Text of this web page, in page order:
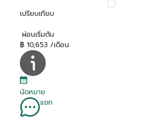
เปรียบเทียบ
ผ่อนเริ่มต้น
฿ 10,653 /เดือน
นัดหมาย
แชท